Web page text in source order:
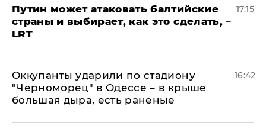
Путин может атаковать балтийские
страны и выбирает, как это сделать, –
LRT
17:15
Оккупанты ударили по стадиону
"Черноморец" в Одессе – в крыше
большая дыра, есть раненые
16:42